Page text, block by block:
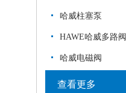
哈威柱塞泵
HAWE哈威多路阀
哈威电磁阀
查看更多